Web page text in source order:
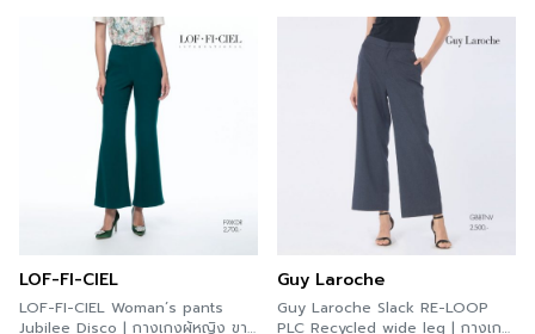
LOF-FI-CIEL
LOF-FI-CIEL Woman’s pants
Jubilee Disco | กางเกงผู้หญิง ขา
Guy Laroche
Guy Laroche Slack RE-LOOP
PLC Recycled wide leg | กางเกง